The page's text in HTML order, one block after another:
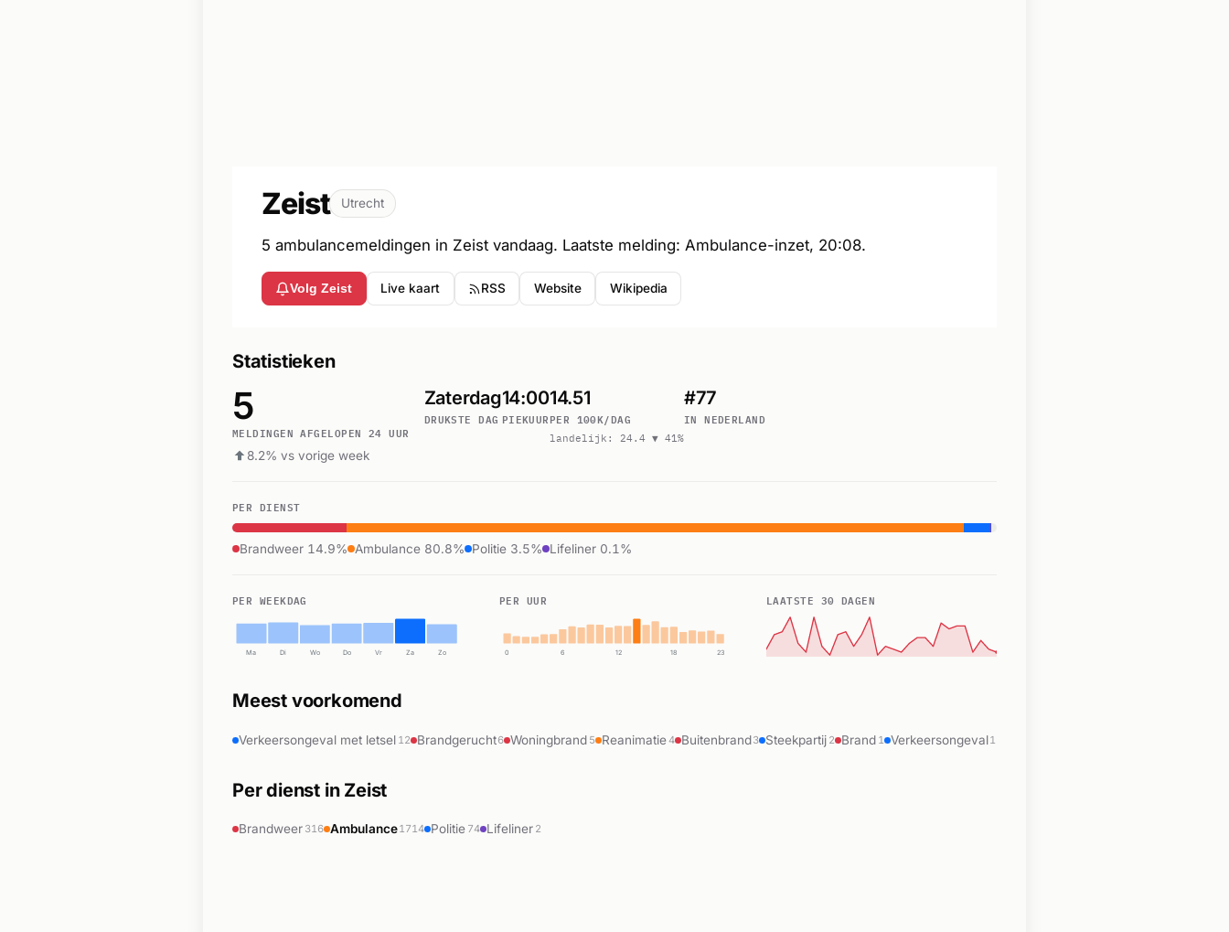
Zeist Utrecht
5 ambulancemeldingen in Zeist vandaag. Laatste melding: Ambulance-inzet, 20:08.
Volg Zeist Live kaart RSS Website Wikipedia
Statistieken
5
MELDINGEN AFGELOPEN 24 UUR
8.2% vs vorige week
Zaterdag
DRUKSTE DAG
14:00
PIEKUUR
14.51
PER 100K/DAG
landelijk: 24.4 ▼ 41%
#77
IN NEDERLAND
PER DIENST
Brandweer 14.9% Ambulance 80.8% Politie 3.5% Lifeliner 0.1%
PER WEEKDAG
Ma Di Wo Do Vr Za Zo
PER UUR
0 6 12 18 23
LAATSTE 30 DAGEN
Meest voorkomend
Verkeersongeval met letsel 12 Brandgerucht6 Woningbrand 5 Reanimatie4 Buitenbrand3 Steekpartij 2 Brand 1 Verkeersongeval1
Per dienst in Zeist
Brandweer 316 Ambulance1714 Politie 74 Lifeliner 2